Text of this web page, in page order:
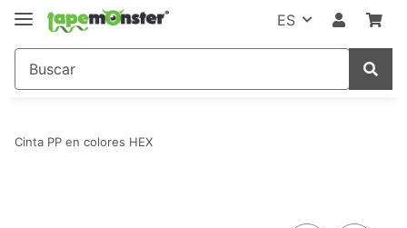
ES
Cinta PP en colores HEX